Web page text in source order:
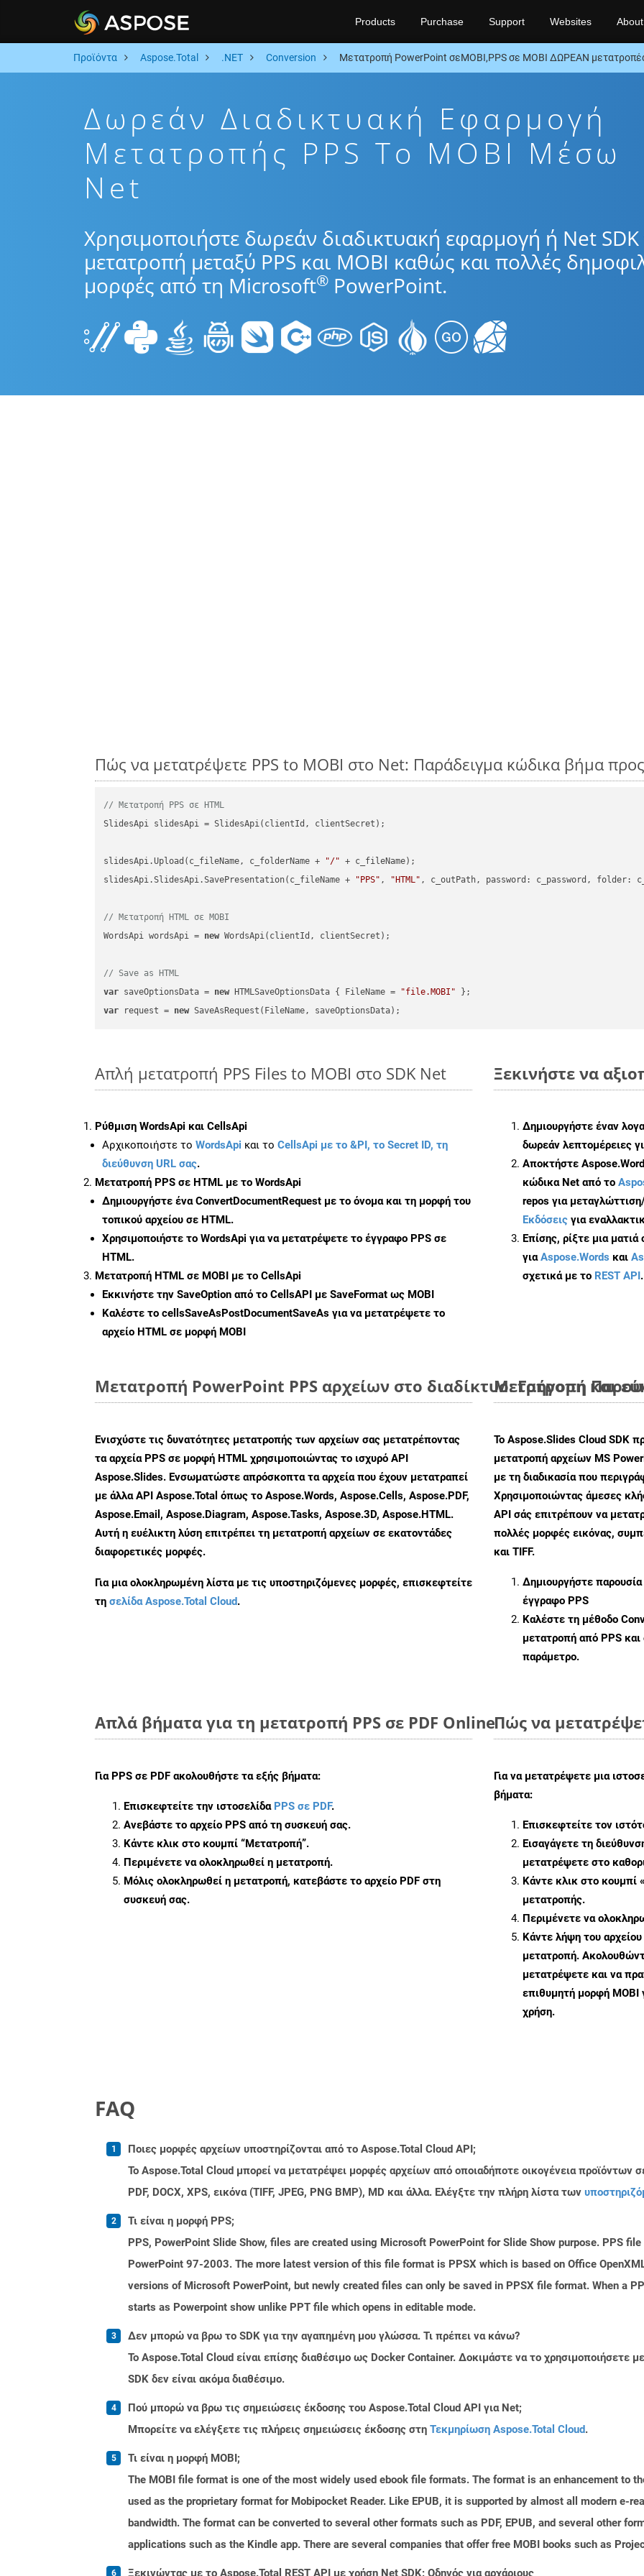
Products Purchase Support Websites About
Προϊόντα Aspose.Total .NET Conversion Μετατροπή PowerPoint σεMOBI,PPS σε MOBI ΔΩΡΕΑΝ
Δωρεάν Διαδικτυακή Εφαρμογή
Μετατροπής PPS To MOBI Μέσω
Net
Χρησιμοποιήστε δωρεάν διαδικτυακή εφαρμογή ή Net SDK
μετατροπή μεταξύ PPS και MOBI καθώς και πολλές
μορφές από τη Microsoft® PowerPoint.
Πώς να μετατρέψετε PPS to MOBI στο Net: Παράδειγμα κώδικα βήμα
// Μετατροπή PPS σε HTML
SlidesApi slidesApi = SlidesApi(clientId, clientSecret);
slidesApi.Upload(c_fileName, c_folderName + "/" + c_fileName);
slidesApi.SlidesApi.SavePresentation(c_fileName +
"PPS" , "HTML" , c_outPath, password : c_password, folder:
// Μετατροπή HTML σε MOBI
WordsApi wordsApi = new WordsApi(clientId, clientSecret);
// Save as HTML
var saveOptionsData = new HTMLSaveOptionsData { FileName = "file.MOBI"
var request = new
Απλή μετατροπή PPS Files to MOBI στο SDK Net
Ρύθμιση WordsApi και CellsApi
Αρχικοποιήστε το WordsApi και το CellsApi με το &PI, το Secret ID, τη
διεύθυνση URL σας.
Μετατροπή PPS σε HTML με το WordsApi
Δημιουργήστε έναConvertDocumentRequest με το όνομα και τη μορφή του
τοπικού αρχείου σε HTML.
Χρησιμοποιήστε το WordsApi για να μετατρέψετε το έγγραφο PPS σε
HTML.
Μετατροπή HTML σε MOBI με το CellsApi
Εκκινήστε την SaveOption από το CellsAPI με SaveFormat ως MOBI
Καλέστε το cellsSaveAsPostDocumentSaveAs για να μετατρέψετε το
αρχείο HTML σε μορφή MOBI
Ξεκινήστε να
Δημιουργήστε έναν
δωρεάν λεπτομέρειες
Αποκτήστε
κώδικα Net από το
repos για
Εκδόσεις για
Επίσης, ρίξτε μια
γιαAspose.Words και
σχετικά με το REST API.
Μετατροπή PowerPoint PPS αρχείων στο διαδίκτυο: Γρήγορη και
Ενισχύστε τις δυνατότητες μετατροπής των αρχείων σας μετατρέποντας
τα αρχεία PPS σε μορφή HTML χρησιμοποιώντας το ισχυρό API
Aspose.Slides. Ενσωματώστε απρόσκοπτα τα αρχεία που έχουν μετατραπεί
με άλλα API Aspose.Total όπως το Aspose.Words, Aspose.Cells, Aspose.PDF,
Aspose.Email, Aspose.Diagram, Aspose.Tasks, Aspose.3D, Aspose.HTML.
Αυτή η ευέλικτη λύση επιτρέπει τη μετατροπή αρχείων σε εκατοντάδες
διαφορετικές μορφές.
Για μια ολοκληρωμένη λίστα με τις υποστηριζόμενες μορφές, επισκεφτείτε
τη σελίδα Aspose.Total Cloud.
Μετατροπή
Το Aspose.Slides Cloud SDK
μετατροπή αρχείων MS
με τη διαδικασία που
Χρησιμοποιώντας άμεσες
API σάς επιτρέπουν να
πολλές μορφές εικόνας,
και TIFF.
Δημιουργήστε
έγγραφο PPS
Καλέστε τη μέθοδο
μετατροπή από PPS
παράμετρο.
Απλά βήματα για τη μετατροπή PPS σε PDF Online
Για PPS σε PDF ακολουθήστε τα εξής βήματα:
Επισκεφτείτε την ιστοσελίδα PPS σε PDF.
Ανεβάστε το αρχείο PPS από τη συσκευή σας.
Κάντε κλικ στο κουμπί “Μετατροπή”.
Περιμένετε να ολοκληρωθεί η μετατροπή.
Μόλις ολοκληρωθεί η μετατροπή, κατεβάστε το αρχείο PDF στη
συσκευή σας.
Πώς να
Για να μετατρέψετε μια
βήματα:
Επισκεφτείτε τον
Εισαγάγετε τη
μετατρέψετε στο
Κάντε κλικ στο κουμπί
μετατροπής.
Περιμένετε να
Κάντε λήψη του
μετατροπή.
μετατρέψετε και να
επιθυμητή μορφή MOBI
χρήση.
FAQ
Ποιες μορφές αρχείων υποστηρίζονται από το Aspose.Total Cloud API;
Το Aspose.Total Cloud μπορεί να μετατρέψει μορφές αρχείων από οποιαδήποτε οικογένεια προϊόντων
PDF, DOCX, XPS, εικόνα (TIFF, JPEG, PNG BMP), MD και άλλα. Ελέγξτε την πλήρη λίστα των
Τι είναι η μορφή PPS;
PPS, PowerPoint Slide Show, files are created using Microsoft PowerPoint for Slide Show purpose. PPS
PowerPoint 97-2003. The more latest version of this file format is PPSX which is based on Office
versions of Microsoft PowerPoint, but newly created files can only be saved in PPSX file format. When a
starts as Powerpoint show unlike PPT file which opens in editable mode.
Δεν μπορώ να βρω το SDK για την αγαπημένη μου γλώσσα. Τι πρέπει να κάνω?
Το Aspose.Total Cloud είναι επίσης διαθέσιμο ως Docker Container. Δοκιμάστε να το χρησιμοποιήσετε
SDK δεν είναι ακόμα διαθέσιμο.
Πού μπορώ να βρω τις σημειώσεις έκδοσης του Aspose.Total Cloud API για Net;
Μπορείτε να ελέγξετε τις πλήρεις σημειώσεις έκδοσης στη Τεκμηρίωση Aspose.Total Cloud.
Τι είναι η μορφή MOBI;
The MOBI file format is one of the most widely used ebook file formats. The format is an enhancement to
used as the proprietary format for Mobipocket Reader. Like EPUB, it is supported by almost all modern e-
bandwidth. The format can be converted to several other formats such as PDF, EPUB, and several other
applications such as the Kindle app. There are several companies that offer free MOBI books such as
Ξεκινώντας με το Aspose.Total REST API με χρήση Net SDK: Οδηγός για αρχάριους